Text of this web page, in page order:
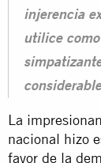
injerencia
utilice
La
nacional hizo
favor de la